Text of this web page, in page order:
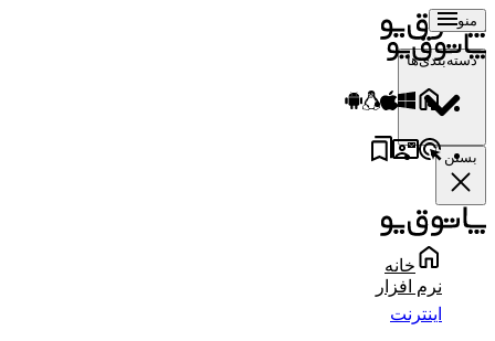
منو
دسته‌بندی‌ها
بستن
خانه
نرم افزار
اینترنت